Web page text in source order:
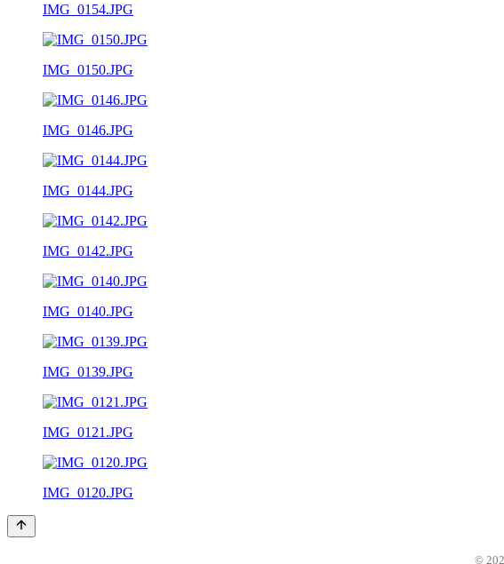
IMG_0154.JPG
IMG_0150.JPG
IMG_0146.JPG
IMG_0144.JPG
IMG_0142.JPG
IMG_0140.JPG
IMG_0139.JPG
IMG_0121.JPG
IMG_0120.JPG
©